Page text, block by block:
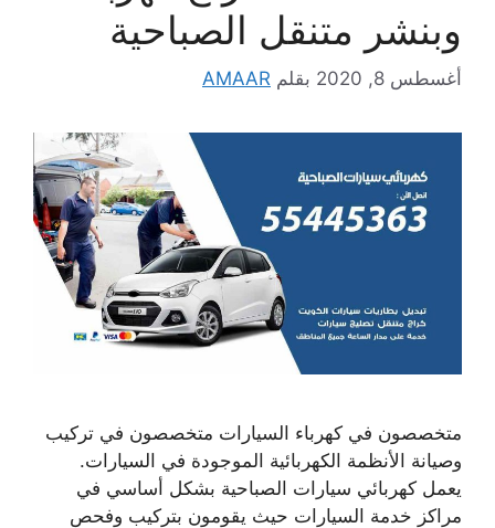
وبنشر متنقل الصباحية
أغسطس 8, 2020 بقلم AMAAR
متخصصون في كهرباء السيارات متخصصون في تركيب
وصيانة الأنظمة الكهربائية الموجودة في السيارات.
يعمل كهربائي سيارات الصباحية بشكل أساسي في
مراكز خدمة السيارات حيث يقومون بتركيب وفحص